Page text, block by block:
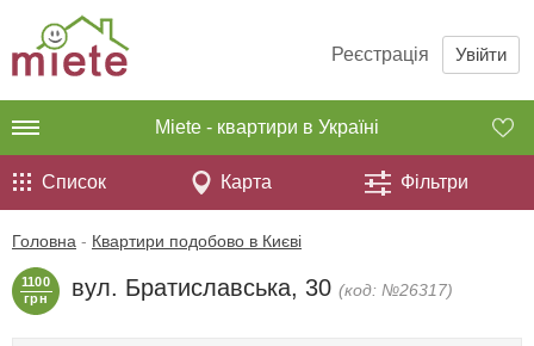
Реєстрація Увійти
Miete - квартири в Україні
Список Карта Фільтри
Головна - Квартири подобово в Києві
1100
грн
вул. Братиславська, 30 (код: №26317)